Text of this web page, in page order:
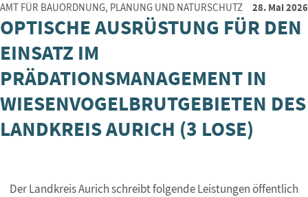
AMT FÜR BAUORDNUNG, PLANUNG UND NATURSCHUTZ 28. Mai 2026
OPTISCHE AUSRÜSTUNG FÜR DEN
EINSATZ IM
PRÄDATIONSMANAGEMENT IN
WIESENVOGELBRUTGEBIETEN DES
LANDKREIS AURICH (3 LOSE)
Der Landkreis Aurich schreibt folgende Leistungen öffentlich